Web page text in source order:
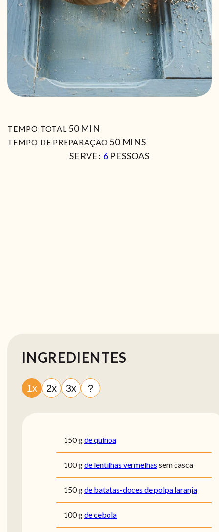
TEMPO TOTAL 50MIN
MIN
TEMPO DE PREPARAÇÃO 50MIN
MINS
SERVE: 6 PESSOAS
INGREDIENTES
1x 2x 3x ?
150gde quinoa
100gde lentilhas vermelhas sem casca
150gde batatas-doces de polpa laranja
100gde cebola